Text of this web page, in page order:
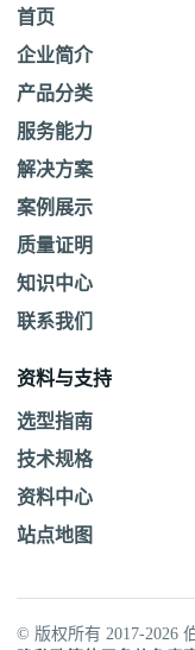
首页
企业简介
产品分类
服务能力
解决方案
案例展示
质量证明
知识中心
联系我们
资料与支持
选型指南
技术规格
资料中心
站点地图
© 版权所有 2017-2026